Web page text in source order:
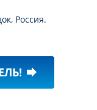
Россия.
forward